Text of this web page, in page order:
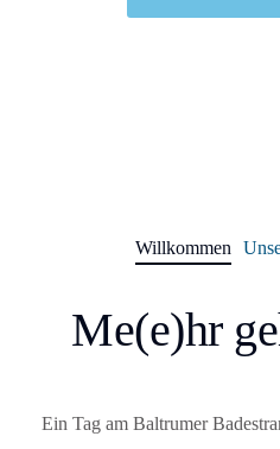
Willkommen
Me(e)hr
Ein Tag am Baltrumer